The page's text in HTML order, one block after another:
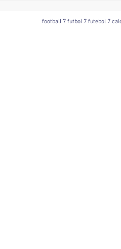
football 7 futbol 7 futebol 7